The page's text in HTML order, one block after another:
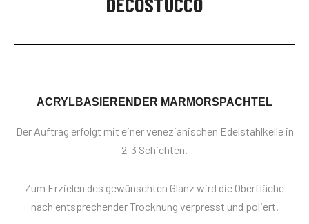
ACRYLBASIERENDER MARMORSPACHTEL
Der Auftrag erfolgt mit einer venezianischen Edelstahlkelle in
2-3 Schichten.
Zum Erzielen des gewünschten Glanz wird die Oberfläche
nach entsprechender Trocknung verpresst und poliert.